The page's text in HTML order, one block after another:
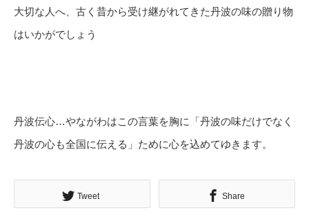
大切な人へ、古く昔から受け継がれてきた丹波の味の贈り物
はいかがでしょう
丹波伝心…やながわはこの言葉を胸に「丹波の味だけでなく
丹波の心も全国に伝える」ために心を込めてゆきます。
Tweet Share